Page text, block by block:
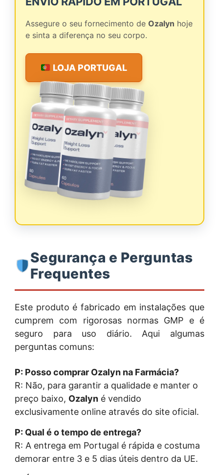
Assegure o seu fornecimento de Ozalyn hoje
e sinta a diferença no seu corpo.
LOJA PORTUGAL
Segurança e Perguntas
Frequentes
Este produto é fabricado em instalações que
cumprem com rigorosas normas GMP e é
seguro para uso diário. Aqui algumas
perguntas comuns:
P: Posso comprar Ozalyn na Farmácia?
R: Não, para garantir a qualidade e manter o
preço baixo, Ozalyn é vendido
exclusivamente online através do site oficial.
P: Qual é o tempo de entrega?
R: A entrega em Portugal é rápida e costuma
demorar entre 3 e 5 dias úteis dentro da UE.